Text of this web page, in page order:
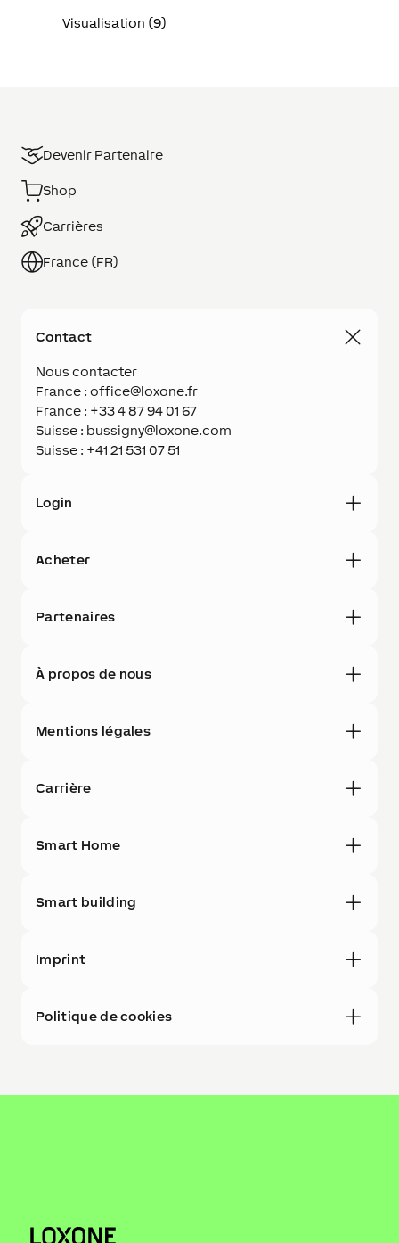
Visualisation (9)
Devenir Partenaire
Shop
Carrières
France (FR)
Contact
Nous contacter
France : office@loxone.fr
France : +33 4 87 94 01 67
Suisse : bussigny@loxone.com
Suisse : +41 21 531 07 51
Login
Acheter
Partenaires
À propos de nous
Mentions légales
Carrière
Smart Home
Smart building
Imprint
Politique de cookies